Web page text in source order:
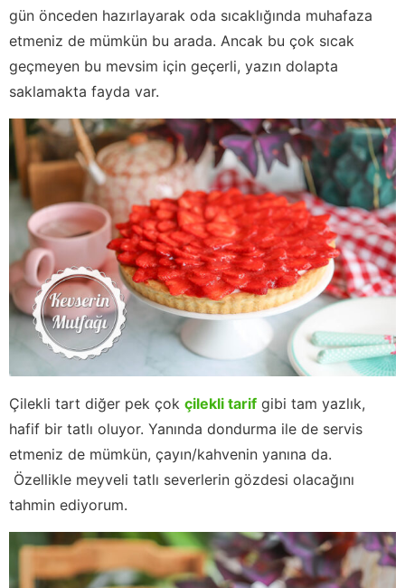
gün önceden hazırlayarak oda sıcaklığında muhafaza
etmeniz de mümkün bu arada. Ancak bu çok sıcak
geçmeyen bu mevsim için geçerli, yazın dolapta
saklamakta fayda var.
Çilekli tart diğer pek çok çilekli tarif gibi tam yazlık,
hafif bir tatlı oluyor. Yanında dondurma ile de servis
etmeniz de mümkün, çayın/kahvenin yanına da.
Özellikle meyveli tatlı severlerin gözdesi olacağını
tahmin ediyorum.